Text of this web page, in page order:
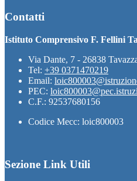
Contatti
Istituto Comprensivo F. Fellini
Via Dante, 7 - 26838
Tel: +39 0371470219
Email:
PEC:
C.F.: 92537680156
Codice Mecc: loic800003
Sezione Link Utili